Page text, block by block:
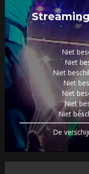
Niet
Niet
Niet
Niet
Niet
Niet
Niet
De